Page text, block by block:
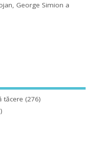
George Simion a
tăcere (276)